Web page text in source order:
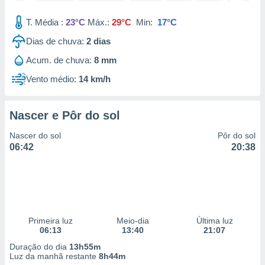
utilizar
criar
medir
da
medir o
fontes,
e melhorar
dados
T. Média : 23°C Máx.: 29°C Min: 17°C
Dias de chuva: 2 dias
Acum. de chuva: 8 mm
Vento médio: 14 km/h
Nascer e Pôr do sol
Nascer do sol
06:42
Pôr do sol
20:38
Primeira luz
06:13
Meio-dia
13:40
Última luz
21:07
Duração do dia 13h55m
Luz da manhã restante 8h44m